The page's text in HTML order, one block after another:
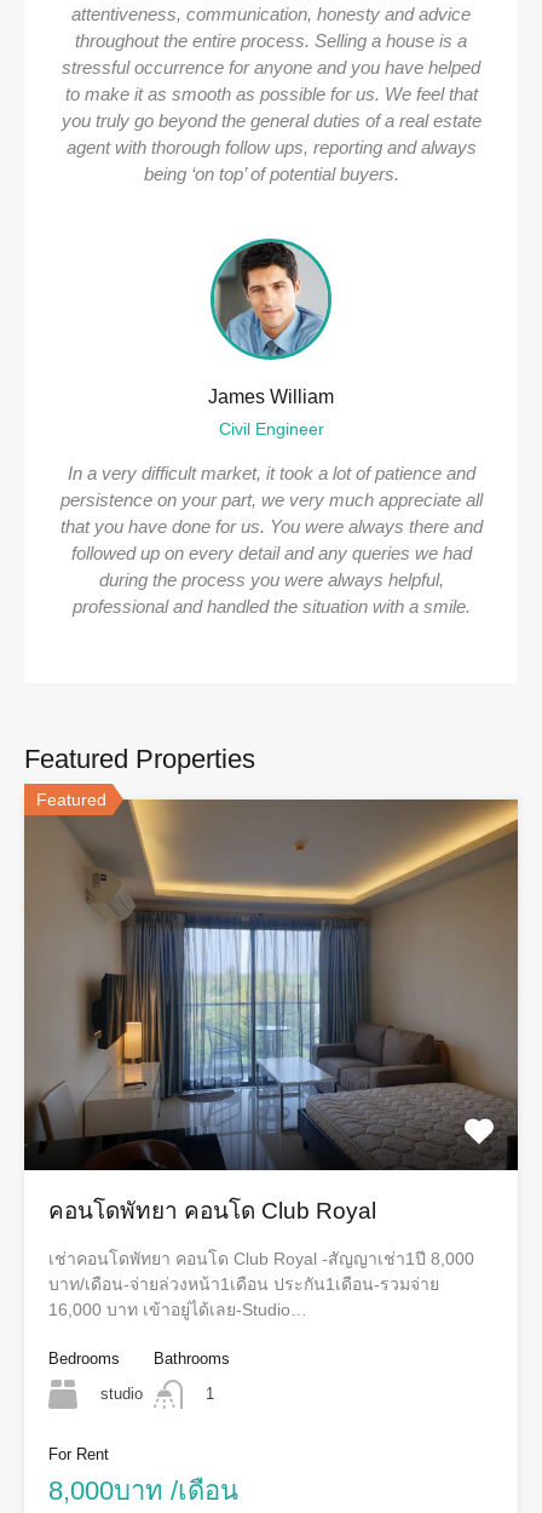
attentiveness, communication, honesty and advice
throughout the entire process. Selling a house is a
stressful occurrence for anyone and you have helped
to make it as smooth as possible for us. We feel that
you truly go beyond the general duties of a real estate
agent with thorough follow ups, reporting and always
being ‘on top’ of potential buyers.
James William
Civil Engineer
In a very difficult market, it took a lot of patience and
persistence on your part, we very much appreciate all
that you have done for us. You were always there and
followed up on every detail and any queries we had
during the process you were always helpful,
professional and handled the situation with a smile.
Featured Properties
Featured
คอนโดพัทยา คอนโด Club Royal
เช่าคอนโดพัทยา คอนโด Club Royal -สัญญาเช่า1ปี 8,000
บาท/เดือน-จ่ายล่วงหน้า1เดือน ประกัน1เดือน-รวมจ่าย
16,000 บาท เข้าอยู่ได้เลย-Studio…
Bedrooms
studio
Bathrooms
1
For Rent
8,000บาท /เดือน